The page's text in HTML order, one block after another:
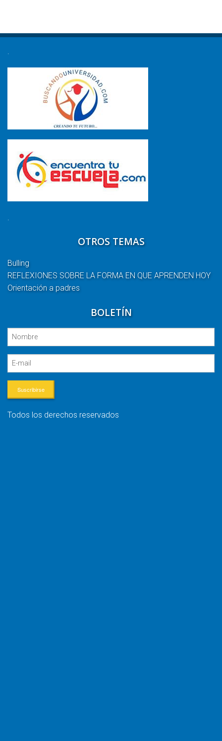
.
.
OTROS TEMAS
Bulling
REFLEXIONES SOBRE LA FORMA EN QUE APRENDEN HOY
Orientación a padres
BOLETÍN
Suscribirse
Todos los derechos reservados